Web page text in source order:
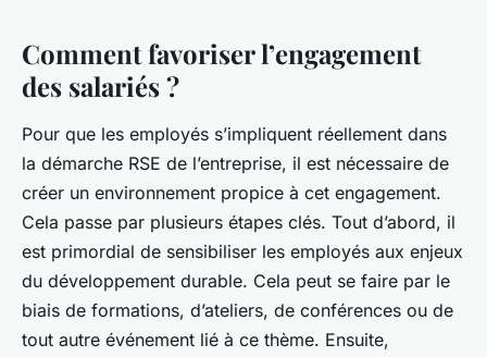
Comment favoriser l’engagement
des salariés ?
Pour que les employés s’impliquent réellement dans
la démarche RSE de l’entreprise, il est nécessaire de
créer un environnement propice à cet engagement.
Cela passe par plusieurs étapes clés. Tout d’abord, il
est primordial de sensibiliser les employés aux enjeux
du développement durable. Cela peut se faire par le
biais de formations, d’ateliers, de conférences ou de
tout autre événement lié à ce thème. Ensuite,